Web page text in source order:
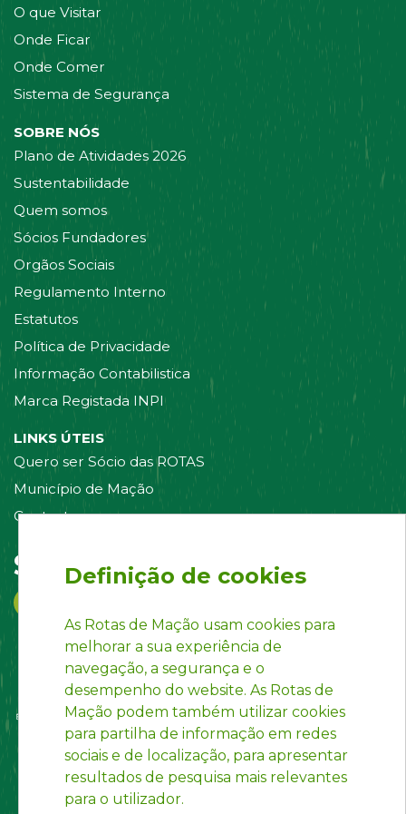
O que Visitar
Onde Ficar
Onde Comer
Sistema de Segurança
SOBRE NÓS
Plano de Atividades 2026
Sustentabilidade
Quem somos
Sócios Fundadores
Orgãos Sociais
Regulamento Interno
Estatutos
Política de Privacidade
Informação Contabilistica
Marca Registada INPI
LINKS ÚTEIS
Quero ser Sócio das ROTAS
Município de Mação
Contacte-nos
Siga-nos em:
Definição de cookies
As Rotas de Mação usam cookies para
melhorar a sua experiência de
navegação, a segurança e o
desempenho do website. As Rotas de
Mação podem também utilizar cookies
para partilha de informação em redes
sociais e de localização, para apresentar
resultados de pesquisa mais relevantes
para o utilizador.